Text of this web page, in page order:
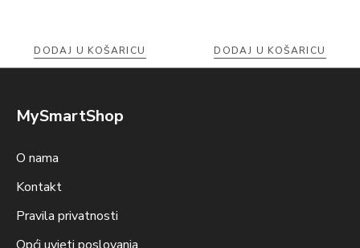
DODAJ U KOŠARICU DODAJ U KOŠARICU
MySmartShop
O nama
Kontakt
Pravila privatnosti